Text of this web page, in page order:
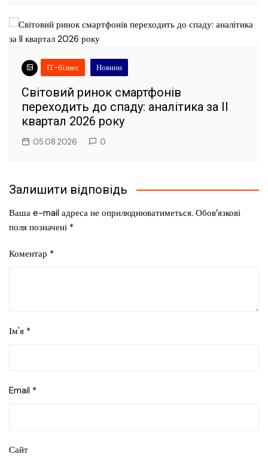
ІТ-бізнес Новини
Світовий ринок смартфонів
переходить до спаду: аналітика за II
квартал 2026 року
05.08.2026 0
Залишити відповідь
Ваша e-mail адреса не оприлюднюватиметься. Обов’язкові
поля позначені *
Коментар *
Ім'я *
Email *
Сайт